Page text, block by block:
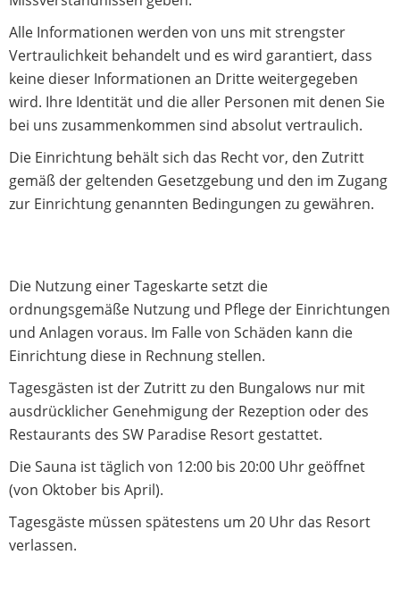
Alle Informationen werden von uns mit strengster
Vertraulichkeit behandelt und es wird garantiert, dass
keine dieser Informationen an Dritte weitergegeben
wird. Ihre Identität und die aller Personen mit denen Sie
bei uns zusammenkommen sind absolut vertraulich.
Die Einrichtung behält sich das Recht vor, den Zutritt
gemäß der geltenden Gesetzgebung und den im Zugang
zur Einrichtung genannten Bedingungen zu gewähren.
Die Nutzung einer Tageskarte setzt die
ordnungsgemäße Nutzung und Pflege der Einrichtungen
und Anlagen voraus. Im Falle von Schäden kann die
Einrichtung diese in Rechnung stellen.
Tagesgästen ist der Zutritt zu den Bungalows nur mit
ausdrücklicher Genehmigung der Rezeption oder des
Restaurants des SW Paradise Resort gestattet.
Die Sauna ist täglich von 12:00 bis 20:00 Uhr geöffnet
(von Oktober bis April).
Tagesgäste müssen spätestens um 20 Uhr das Resort
verlassen.